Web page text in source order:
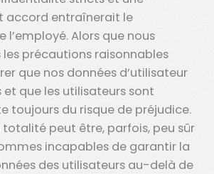
accord entraînerait le
l’employé. Alors que nous
précautions raisonnables
que nos données d’utilisateur
et que les utilisateurs sont
toujours du risque de préjudice.
totalité peut être, parfois, peu sûr
incapables de garantir la
des utilisateurs au-delà de